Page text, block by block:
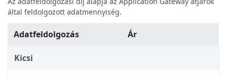
által feldolgozott adatmennyiség.
Adatfeldolgozás Ár
Kicsi